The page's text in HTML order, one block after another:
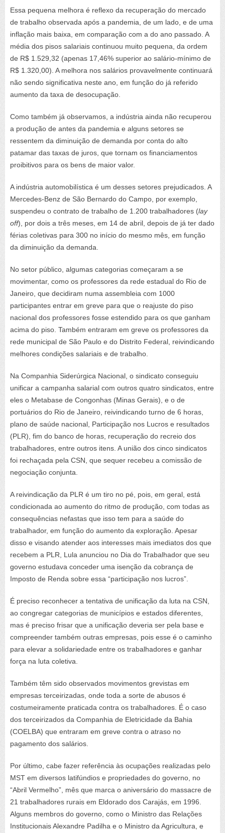
Essa pequena melhora é reflexo da recuperação do mercado
de trabalho observada após a pandemia, de um lado, e de uma
inflação mais baixa, em comparação com a do ano passado. A
média dos pisos salariais continuou muito pequena, da ordem
de R$ 1.529,32 (apenas 17,46% superior ao salário-mínimo de
R$ 1.320,00). A melhora nos salários provavelmente continuará
não sendo significativa neste ano, em função do já referido
aumento da taxa de desocupação.
Como também já observamos, a indústria ainda não recuperou
a produção de antes da pandemia e alguns setores se
ressentem da diminuição de demanda por conta do alto
patamar das taxas de juros, que tornam os financiamentos
proibitivos para os bens de maior valor.
A indústria automobilística é um desses setores prejudicados. A
Mercedes-Benz de São Bernardo do Campo, por exemplo,
suspendeu o contrato de trabalho de 1.200 trabalhadores (lay
off), por dois a três meses, em 14 de abril, depois de já ter dado
férias coletivas para 300 no início do mesmo mês, em função
da diminuição da demanda.
No setor público, algumas categorias começaram a se
movimentar, como os professores da rede estadual do Rio de
Janeiro, que decidiram numa assembleia com 1000
participantes entrar em greve para que o reajuste do piso
nacional dos professores fosse estendido para os que ganham
acima do piso. Também entraram em greve os professores da
rede municipal de São Paulo e do Distrito Federal, reivindicando
melhores condições salariais e de trabalho.
Na Companhia Siderúrgica Nacional, o sindicato conseguiu
unificar a campanha salarial com outros quatro sindicatos, entre
eles o Metabase de Congonhas (Minas Gerais), e o de
portuários do Rio de Janeiro, reivindicando turno de 6 horas,
plano de saúde nacional, Participação nos Lucros e resultados
(PLR), fim do banco de horas, recuperação do recreio dos
trabalhadores, entre outros itens. A união dos cinco sindicatos
foi rechaçada pela CSN, que sequer recebeu a comissão de
negociação conjunta.
A reivindicação da PLR é um tiro no pé, pois, em geral, está
condicionada ao aumento do ritmo de produção, com todas as
consequências nefastas que isso tem para a saúde do
trabalhador, em função do aumento da exploração. Apesar
disso e visando atender aos interesses mais imediatos dos que
recebem a PLR, Lula anunciou no Dia do Trabalhador que seu
governo estudava conceder uma isenção da cobrança de
Imposto de Renda sobre essa “participação nos lucros”.
É preciso reconhecer a tentativa de unificação da luta na CSN,
ao congregar categorias de municípios e estados diferentes,
mas é preciso frisar que a unificação deveria ser pela base e
compreender também outras empresas, pois esse é o caminho
para elevar a solidariedade entre os trabalhadores e ganhar
força na luta coletiva.
Também têm sido observados movimentos grevistas em
empresas terceirizadas, onde toda a sorte de abusos é
costumeiramente praticada contra os trabalhadores. É o caso
dos terceirizados da Companhia de Eletricidade da Bahia
(COELBA) que entraram em greve contra o atraso no
pagamento dos salários.
Por último, cabe fazer referência às ocupações realizadas pelo
MST em diversos latifúndios e propriedades do governo, no
“Abril Vermelho”, mês que marca o aniversário do massacre de
21 trabalhadores rurais em Eldorado dos Carajás, em 1996.
Alguns membros do governo, como o Ministro das Relações
Institucionais Alexandre Padilha e o Ministro da Agricultura, e